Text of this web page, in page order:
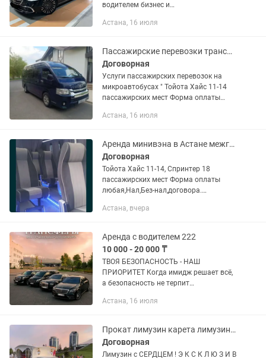
водителем бизнес и
- Трансфер в аэропорт, трансфер из
гостей,...
Астана, 16 июля
Пассажирские перевозки трансфер развозка минивэн аренда микроавтобуса 24/7
Договорная
Услуги пассажирских перевозок на
микроавтобусах " Тойота Хайс 11-14
пассажирских мест Форма оплаты
Микроавтобусы и оснащены
системой...
Астана, 16 июля
Аренда минивэна в Астане межгород по Казахстану. Трансфер. Встречи.
Договорная
Тойота Хайс 11-14, Спринтер 18
пассажирских мест Форма оплаты
любая,Нал,Без-нал,договора.
дополнительным, индивидуальной
Трансфер Встретить с...
Астана, вчера
Аренда с водителем 222
10 000 - 20 000 ₸
ТВОЯ БЕЗОПАСНОСТЬ - НАШ
ПРИОРИТЕТ Когда имидж решает всё,
а безопасность не терпит
просто трансфер, а полноценное
любых целей: •...
Астана, 16 июля
Прокат лимузин карета лимузины прокат лимов аренда авто лимузин жалдау
Договорная
Лимузин с СЕРДЦЕМ ! Э К С К Л Ю З И В